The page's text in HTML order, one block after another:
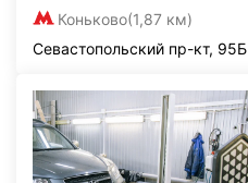
Коньково(1,87 км)
Севастопольский пр-кт, 95Б